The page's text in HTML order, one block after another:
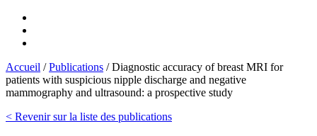
Accueil /Publications /Diagnostic accuracy of breast MRI for
patients with suspicious nipple discharge and negative
mammography and ultrasound: a prospective study
< Revenir sur la liste des publications